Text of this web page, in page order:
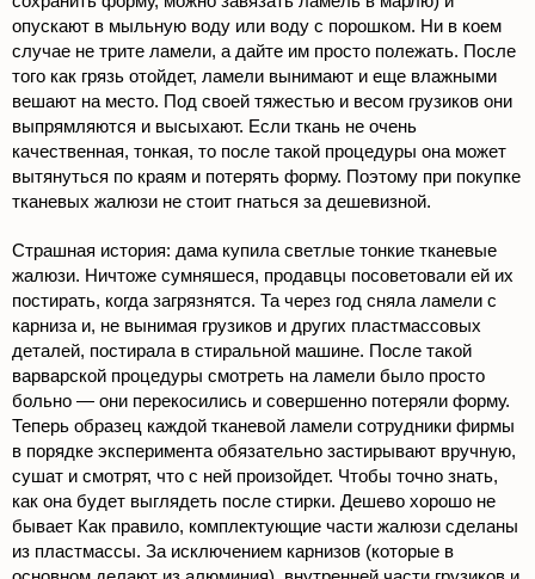
опускают в мыльную воду или воду с порошком. Ни в коем
случае не трите ламели, а дайте им просто полежать. После
того как грязь отойдет, ламели вынимают и еще влажными
вешают на место. Под своей тяжестью и весом грузиков они
выпрямляются и высыхают. Если ткань не очень
качественная, тонкая, то после такой процедуры она может
вытянуться по краям и потерять форму. Поэтому при покупке
тканевых жалюзи не стоит гнаться за дешевизной.
Страшная история: дама купила светлые тонкие тканевые
жалюзи. Ничтоже сумняшеся, продавцы посоветовали ей их
постирать, когда загрязнятся. Та через год сняла ламели с
карниза и, не вынимая грузиков и других пластмассовых
деталей, постирала в стиральной машине. После такой
варварской процедуры смотреть на ламели было просто
больно — они перекосились и совершенно потеряли форму.
Теперь образец каждой тканевой ламели сотрудники фирмы
в порядке эксперимента обязательно застирывают вручную,
сушат и смотрят, что с ней произойдет. Чтобы точно знать,
как она будет выглядеть после стирки. Дешево хорошо не
бывает Как правило, комплектующие части жалюзи сделаны
из пластмассы. За исключением карнизов (которые в